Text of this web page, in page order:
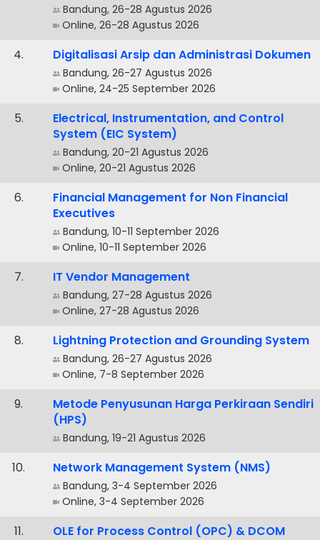
Bandung, 26-28 Agustus 2026
Online, 26-28 Agustus 2026
. Digitalisasi Arsip dan Administrasi Dokumen
Bandung, 26-27 Agustus 2026
Online, 24-25 September 2026
.
Electrical, Instrumentation, and Control
System (EIC System)
Bandung, 20-21 Agustus 2026
Online, 20-21 Agustus 2026
.
Financial Management for Non Financial
Executives
Bandung, 10-11 September 2026
Online, 10-11 September 2026
. IT Vendor Management
Bandung, 27-28 Agustus 2026
Online, 27-28 Agustus 2026
. Lightning Protection and Grounding System
Bandung, 26-27 Agustus 2026
Online, 7-8 September 2026
.
Metode Penyusunan Harga Perkiraan Sendiri
(HPS)
Bandung, 19-21 Agustus 2026
. Network Management System (NMS)
Bandung, 3-4 September 2026
Online, 3-4 September 2026
. OLE for Process Control (OPC) & DCOM